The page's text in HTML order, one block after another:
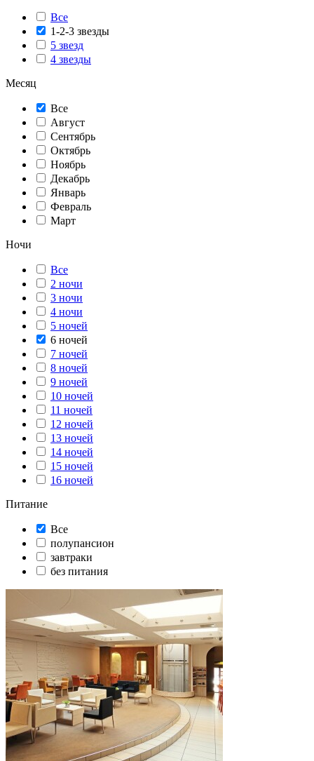
Все
1-2-3 звезды
5 звезд
4 звезды
Месяц
Все
Август
Сентябрь
Октябрь
Ноябрь
Декабрь
Январь
Февраль
Март
Ночи
Все
2 ночи
3 ночи
4 ночи
5 ночей
6 ночей
7 ночей
8 ночей
9 ночей
10 ночей
11 ночей
12 ночей
13 ночей
14 ночей
15 ночей
16 ночей
Питание
Все
полупансион
завтраки
без питания